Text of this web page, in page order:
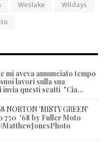
Weslake
Wildays
mi aveva annunciato tempo
lavori sulla sua
invia questi scatti "Cia...
NORTON 'MISTY GREEN'
750 '68 by Fuller Moto